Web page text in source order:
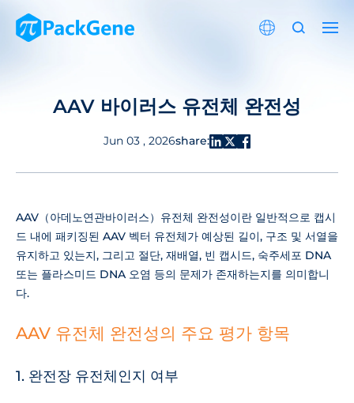
AAV 바이러스 유전체 완전성
Jun 03 , 2026share:
AAV（아데노연관바이러스）유전체 완전성이란 일반적으로 캡시
드 내에 패키징된 AAV 벡터 유전체가 예상된 길이, 구조 및 서열을
유지하고 있는지, 그리고 절단, 재배열, 빈 캡시드, 숙주세포 DNA
또는 플라스미드 DNA 오염 등의 문제가 존재하는지를 의미합니
다.
AAV 유전체 완전성의 주요 평가 항목
1. 완전장 유전체인지 여부